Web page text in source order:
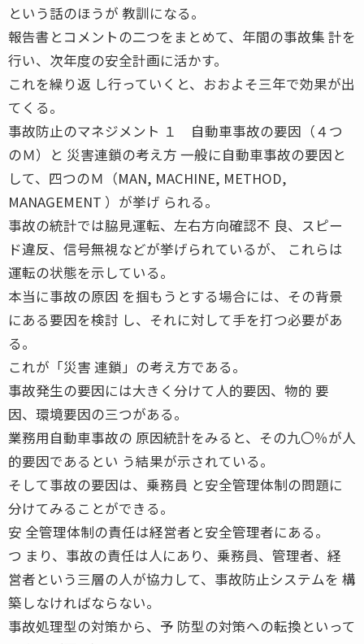
という話のほうが 教訓になる。
報告書とコメントの二つをまとめて、年間の事故集 計を
行い、次年度の安全計画に活かす。
これを繰り返 し行っていくと、おおよそ三年で効果が出
てくる。
事故防止のマネジメント １ 自動車事故の要因（４つ
のＭ）と 災害連鎖の考え方 一般に自動車事故の要因と
して、四つのＭ（MAN, MACHINE, METHOD,
MANAGEMENT ）が挙げ られる。
事故の統計では脇見運転、左右方向確認不 良、スピー
ド違反、信号無視などが挙げられているが、 これらは
運転の状態を示している。
本当に事故の原因 を掴もうとする場合には、その背景
にある要因を検討 し、それに対して手を打つ必要があ
る。
これが「災害 連鎖」の考え方である。
事故発生の要因には大きく分けて人的要因、物的 要
因、環境要因の三つがある。
業務用自動車事故の 原因統計をみると、その九〇％が人
的要因であるとい う結果が示されている。
そして事故の要因は、乗務員 と安全管理体制の問題に
分けてみることができる。
安 全管理体制の責任は経営者と安全管理者にある。
つ まり、事故の責任は人にあり、乗務員、管理者、経
営者という三層の人が協力して、事故防止システムを 構
築しなければならない。
事故処理型の対策から、予 防型の対策への転換といって